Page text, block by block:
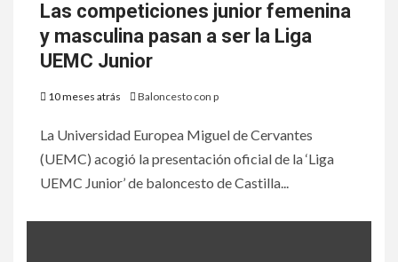
Las competiciones junior femenina
y masculina pasan a ser la Liga
UEMC Junior
10 meses atrás Baloncesto con p
La Universidad Europea Miguel de Cervantes
(UEMC) acogió la presentación oficial de la ‘Liga
UEMC Junior’ de baloncesto de Castilla...